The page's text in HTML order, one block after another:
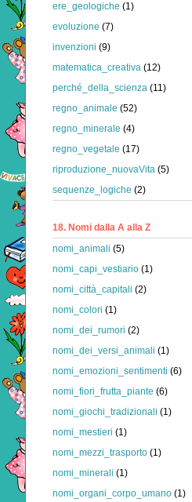
ere_geologiche (1)
evoluzione (7)
invenzioni (9)
matematica_creativa (12)
perché_della_scienza (11)
regno_animale (52)
regno_minerale (4)
regno_vegetale (17)
riproduzione_nuovaVita (5)
sequenze_logiche (2)
18. Nomi dalla A alla Z
nomi_animali (5)
nomi_capi_vestiario (1)
nomi_città_capitali (2)
nomi_colori (1)
nomi_dei_rumori (2)
nomi_dei_versi_animali (1)
nomi_emozioni_sentimenti (6)
nomi_fiori_frutta_piante (6)
nomi_giochi_tradizionali (1)
nomi_mestieri (1)
nomi_mezzi_trasporto (1)
nomi_minerali (1)
nomi_organi_corpo_umano (1)